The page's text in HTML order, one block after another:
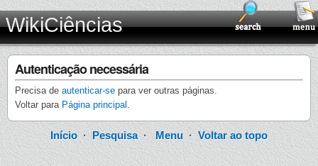
WikiCiências
Autenticação necessária
Precisa de autenticar-se para ver outras páginas.
Voltar para Página principal .
Início · Pesquisa·Menu ·Voltar ao topo